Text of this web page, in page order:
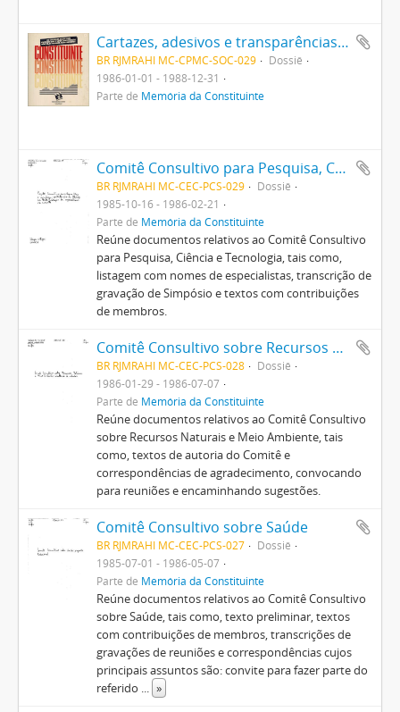
Cartazes, adesivos e transparências diversas de movimentos populares no contexto da Constituinte e da Constituição
BR RJMRAHI MC-CPMC-SOC-029
Dossiê
1986-01-01 - 1988-12-31
Parte de Memória da Constituinte
Comitê Consultivo para Pesquisa, Ciência e Tecnologia
BR RJMRAHI MC-CEC-PCS-029
Dossiê
1985-10-16 - 1986-02-21
Parte de Memória da Constituinte
Reúne documentos relativos ao Comitê Consultivo
para Pesquisa, Ciência e Tecnologia, tais como,
listagem com nomes de especialistas, transcrição de
gravação de Simpósio e textos com contribuições
de membros.
Comitê Consultivo sobre Recursos Naturais e Meio Ambiente
BR RJMRAHI MC-CEC-PCS-028
Dossiê
1986-01-29 - 1986-07-07
Parte de Memória da Constituinte
Reúne documentos relativos ao Comitê Consultivo
sobre Recursos Naturais e Meio Ambiente, tais
como, textos de autoria do Comitê e
correspondências de agradecimento, convocando
para reuniões e encaminhando sugestões.
Comitê Consultivo sobre Saúde
BR RJMRAHI MC-CEC-PCS-027
Dossiê
1985-07-01 - 1986-05-07
Parte de Memória da Constituinte
Reúne documentos relativos ao Comitê Consultivo
sobre Saúde, tais como, texto preliminar, textos
com contribuições de membros, transcrições de
gravações de reuniões e correspondências cujos
principais assuntos são: convite para fazer parte do
referido ... »